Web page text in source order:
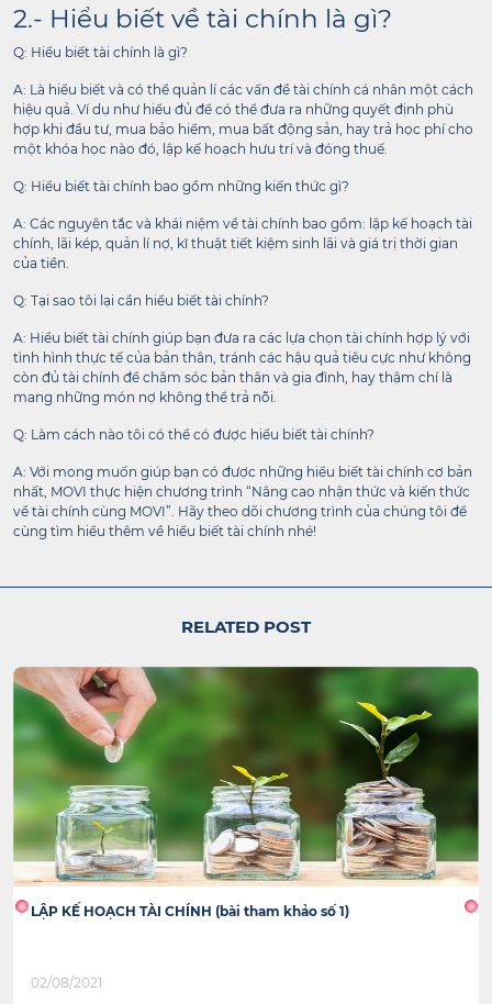
2.- Hiểu biết về tài chính là gì?
Q: Hiểu biết tài chính là gì?
A: Là hiểu biết và có thể quản lí các vấn đề tài chính cá nhân một cách
hiệu quả. Ví dụ như hiểu đủ để có thể đưa ra những quyết định phù
hợp khi đầu tư, mua bảo hiểm, mua bất động sản, hay trả học phí cho
một khóa học nào đó, lập kế hoạch hưu trí và đóng thuế.
Q: Hiểu biết tài chính bao gồm những kiến thức gì?
A: Các nguyên tắc và khái niệm về tài chính bao gồm: lập kế hoạch tài
chính, lãi kép, quản lí nợ, kĩ thuật tiết kiệm sinh lãi và giá trị thời gian
của tiền.
Q: Tại sao tôi lại cần hiểu biết tài chính?
A: Hiểu biết tài chính giúp bạn đưa ra các lựa chọn tài chính hợp lý với
tình hình thực tế của bản thân, tránh các hậu quả tiêu cực như không
còn đủ tài chính để chăm sóc bản thân và gia đình, hay thậm chí là
mang những món nợ không thể trả nỗi.
Q: Làm cách nào tôi có thể có được hiểu biết tài chính?
A: Với mong muốn giúp bạn có được những hiểu biết tài chính cơ bản
nhất, MOVI thực hiện chương trình “Nâng cao nhận thức và kiến thức
về tài chính cùng MOVI”. Hãy theo dõi chương trình của chúng tôi để
cùng tìm hiểu thêm về hiểu biết tài chính nhé!
RELATED POST
LẬP KẾ HOẠCH TÀI CHÍNH (bài tham khảo số 1)
02/08/2021